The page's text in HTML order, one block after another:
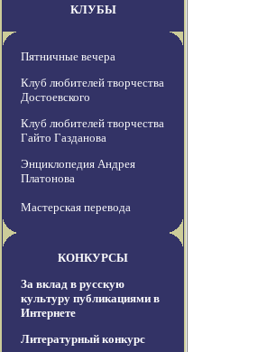
КЛУБЫ
Пятничные вечера
Клуб любителей творчества
Достоевского
Клуб любителей творчества
Гайто Газданова
Энциклопедия Андрея
Платонова
Мастерская перевода
КОНКУРСЫ
За вклад в русскую
культуру публикациями в
Интернете
Литературный конкурс